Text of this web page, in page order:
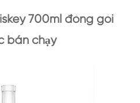
700ml đóng gói
bán chạy